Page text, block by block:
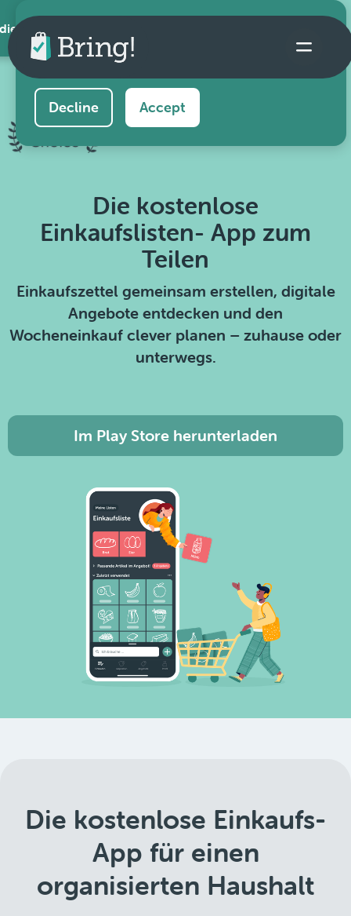
AppThis website uses cookies to ensure you get the
best experience on our website.
Decline Accept
Die kostenlose
Einkaufslisten- App zum
Teilen
Einkaufszettel gemeinsam erstellen, digitale
Angebote entdecken und den
Wocheneinkauf clever planen – zuhause oder
unterwegs.
Im Play Store herunterladen
Die kostenlose Einkaufs-
App für einen
organisierten Haushalt